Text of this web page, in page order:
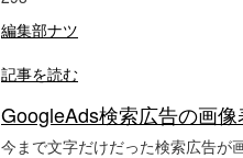
編集部ナツ
記事を読む
GoogleAds検索広告の画
今まで文字だけだった検索広告が